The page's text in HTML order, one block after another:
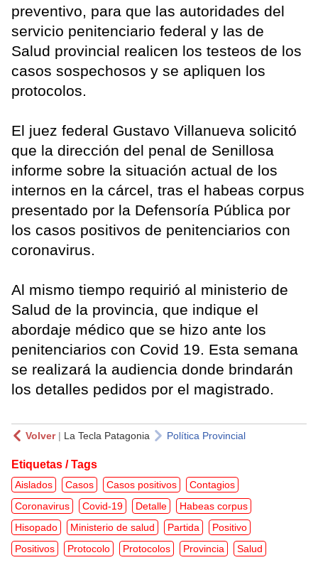
preventivo, para que las autoridades del
servicio penitenciario federal y las de
Salud provincial realicen los testeos de los
casos sospechosos y se apliquen los
protocolos.
El juez federal Gustavo Villanueva solicitó
que la dirección del penal de Senillosa
informe sobre la situación actual de los
internos en la cárcel, tras el habeas corpus
presentado por la Defensoría Pública por
los casos positivos de penitenciarios con
coronavirus.
Al mismo tiempo requirió al ministerio de
Salud de la provincia, que indique el
abordaje médico que se hizo ante los
penitenciarios con Covid 19. Esta semana
se realizará la audiencia donde brindarán
los detalles pedidos por el magistrado.
Volver| La Tecla Patagonia Política Provincial
Etiquetas / Tags
Aislados Casos Casos positivos
Contagios
Coronavirus
Covid-19 Detalle
Habeas corpus
Hisopado
Ministerio de salud Partida
Positivo
Positivos
Protocolo Protocolos Provincia Salud